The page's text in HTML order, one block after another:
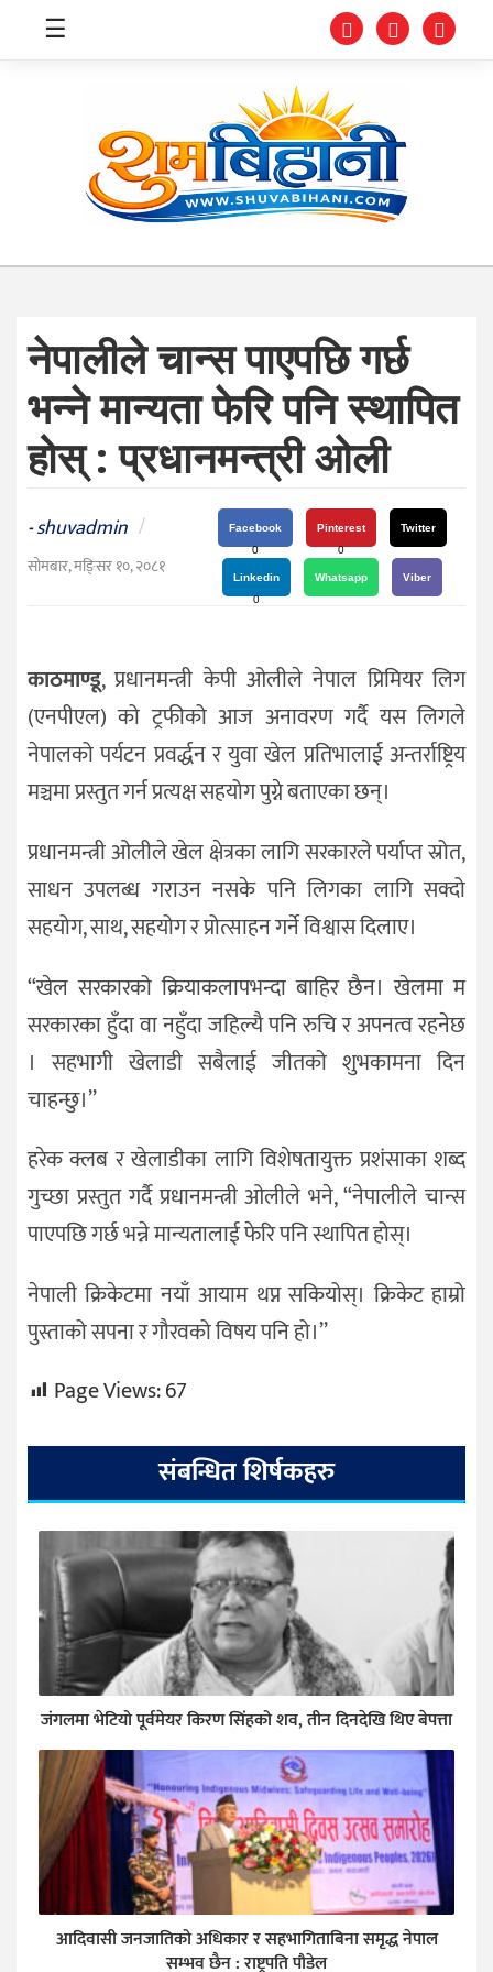
स्वास्थ्य
शिक्षा
संघीय
प्रविधि
जीवनशैली
दर्शन
/
संस्कृति
राजनीति
☰
नेपालीले चान्स पाएपछि गर्छ
भन्ने मान्यता फेरि पनि स्थापित
होस् : प्रधानमन्त्री ओली
-shuvadmin /
सोमबार, मङि्सर १०, २०८१
Facebook
0
Pinterest
0
Twitter
Linkedin
0
Whatsapp Viber
काठमाण्डू, प्रधानमन्त्री केपी ओलीले नेपाल प्रिमियर लिग
(एनपीएल) को ट्रफीको आज अनावरण गर्दै यस लिगले
नेपालको पर्यटन प्रवर्द्धन र युवा खेल प्रतिभालाई अन्तर्राष्ट्रिय
मञ्चमा प्रस्तुत गर्न प्रत्यक्ष सहयोग पुग्ने बताएका छन्।
प्रधानमन्त्री ओलीले खेल क्षेत्रका लागि सरकारले पर्याप्त स्रोत,
साधन उपलब्ध गराउन नसके पनि लिगका लागि सक्दो
सहयोग, साथ, सहयोग र प्रोत्साहन गर्ने विश्वास दिलाए।
“खेल सरकारको क्रियाकलापभन्दा बाहिर छैन। खेलमा म
सरकारका हुँदा वा नहुँदा जहिल्यै पनि रुचि र अपनत्व रहनेछ
। सहभागी खेलाडी सबैलाई जीतको शुभकामना दिन
चाहन्छु।’’
हरेक क्लब र खेलाडीका लागि विशेषतायुक्त प्रशंसाका शब्द
गुच्छा प्रस्तुत गर्दै प्रधानमन्त्री ओलीले भने, “नेपालीले चान्स
पाएपछि गर्छ भन्ने मान्यतालाई फेरि पनि स्थापित होस्।
नेपाली क्रिकेटमा नयाँ आयाम थप्न सकियोस्। क्रिकेट हाम्रो
पुस्ताको सपना र गौरवको विषय पनि हो।’’
Page Views:67
संबन्धित शिर्षकहरु
जंगलमा भेटियो पूर्वमेयर किरण सिंहको शव, तीन दिनदेखि थिए बेपत्ता
आदिवासी जनजातिको अधिकार र सहभागिताबिना समृद्ध नेपाल
सम्भव छैन : राष्ट्रपति पौडेल